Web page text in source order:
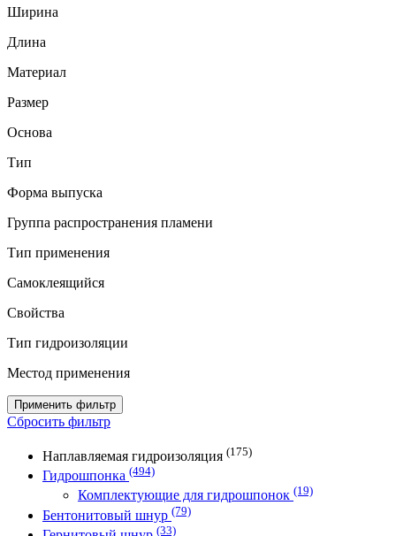
Ширина
Длина
Материал
Размер
Основа
Тип
Форма выпуска
Группа распространения пламени
Тип применения
Самоклеящийся
Свойства
Тип гидроизоляции
Местод применения
Применить фильтр
Сбросить фильтр
Наплавляемая гидроизоляция (175)
Гидрошпонка (494)
Комплектующие для гидрошпонок (19)
Бентонитовый шнур (79)
(33)